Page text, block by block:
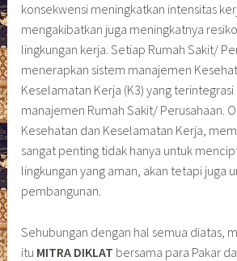
konsekwensi meningkatkan intensitas
mengakibatkan juga meningkatnya
lingkungan kerja. Setiap Rumah Sakit/
menerapkan sistem manajemen
Keselamatan Kerja (K3) yang
manajemen Rumah Sakit/ Perusahaan.
Kesehatan dan Keselamatan Kerja,
sangat penting tidak hanya untuk
lingkungan yang aman, akan tetapi juga
pembangunan.
Sehubungan dengan hal semua diatas,
itu MITRA DIKLAT bersama para Pakar